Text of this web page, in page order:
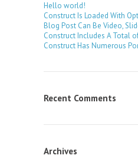
Hello world!
Construct Is Loaded With
Blog Post Can Be Video,
Construct Includes A Total
Construct Has Numerous
Recent Comments
Archives